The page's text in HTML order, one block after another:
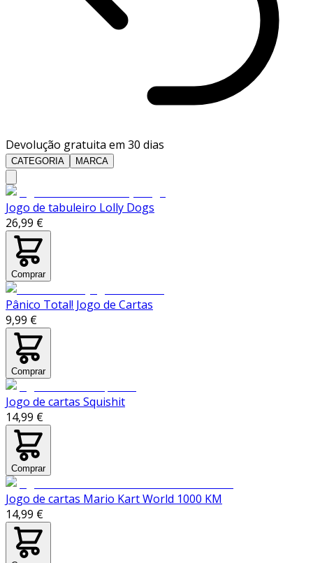
Devolução gratuita em 30 dias
CATEGORIA MARCA
Jogo de tabuleiro Lolly Dogs
26,99 €
Comprar
Pânico Total! Jogo de Cartas
9,99 €
Comprar
Jogo de cartas Squishit
14,99 €
Comprar
Jogo de cartas Mario Kart World 1000 KM
14,99 €